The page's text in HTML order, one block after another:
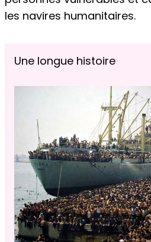
les navires humanitaires.
Une longue histoire